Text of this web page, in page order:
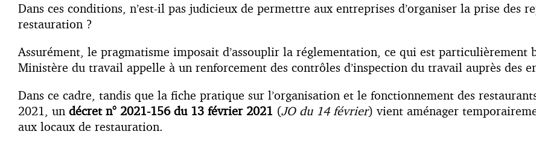
Dans ces conditions, n’est-il pas judicieux de permettre aux entreprises d’organiser la prise des
restauration ?
Assurément, le pragmatisme imposait d’assouplir la réglementation, ce qui est
Ministère du travail appelle à un renforcement des contrôles d’inspection du travail auprès des
Dans ce cadre, tandis que la fiche pratique sur l’organisation et le fonctionnement des
2021, un décret n° 2021-156 du 13 février 2021 (JO du 14 février) vient aménager
aux locaux de restauration.